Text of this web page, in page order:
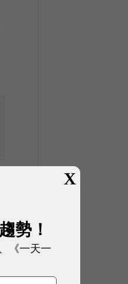
X
勢！
《一天一